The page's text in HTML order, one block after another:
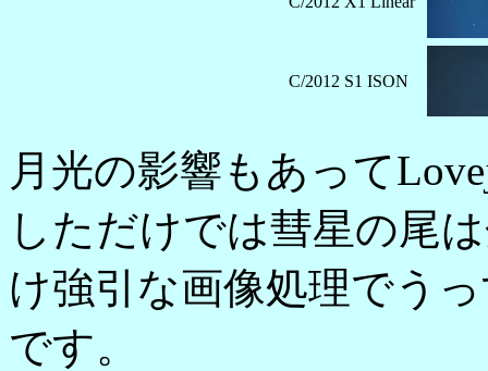
C/2012 S1 ISON
月光の影響もあって
しただけでは彗星の尾
け強引な画像処理でう
です。